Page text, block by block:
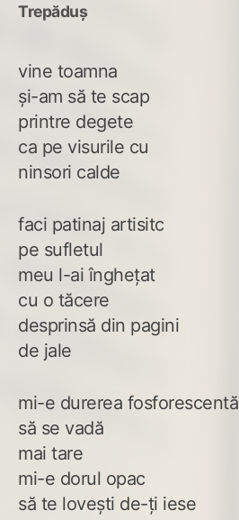
Trepăduș
vine toamna
și-am să te scap
printre degete
ca pe visurile cu
ninsori calde
faci patinaj artisitc
pe sufletul
meu l-ai înghețat
cu o tăcere
desprinsă din pagini
de jale
mi-e durerea fosforescentă
să se vadă
mai tare
mi-e dorul opac
să te lovești de-ți iese